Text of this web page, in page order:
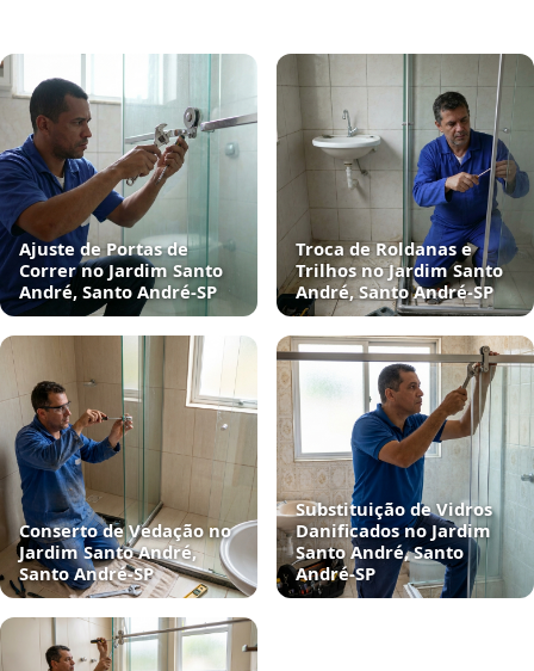
Ajuste de Portas de
Correr no Jardim Santo
André, Santo André‑SP
Troca de Roldanas e
Trilhos no Jardim Santo
André, Santo André‑SP
Conserto de Vedação no
Jardim Santo André,
Santo André‑SP
Substituição de Vidros
Danificados no Jardim
Santo André, Santo
André‑SP